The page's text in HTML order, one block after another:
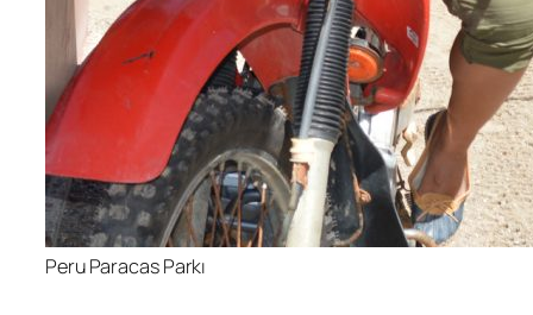
Peru Paracas Parkı